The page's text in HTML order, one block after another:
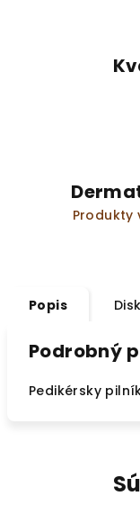
Produkty
Popis
Podrobný
Pedikérsky